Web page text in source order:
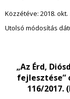
Közzétéve: 2018. okt.
Utolsó módosítás
„Az Érd,
fejlesztése”
116/2017.